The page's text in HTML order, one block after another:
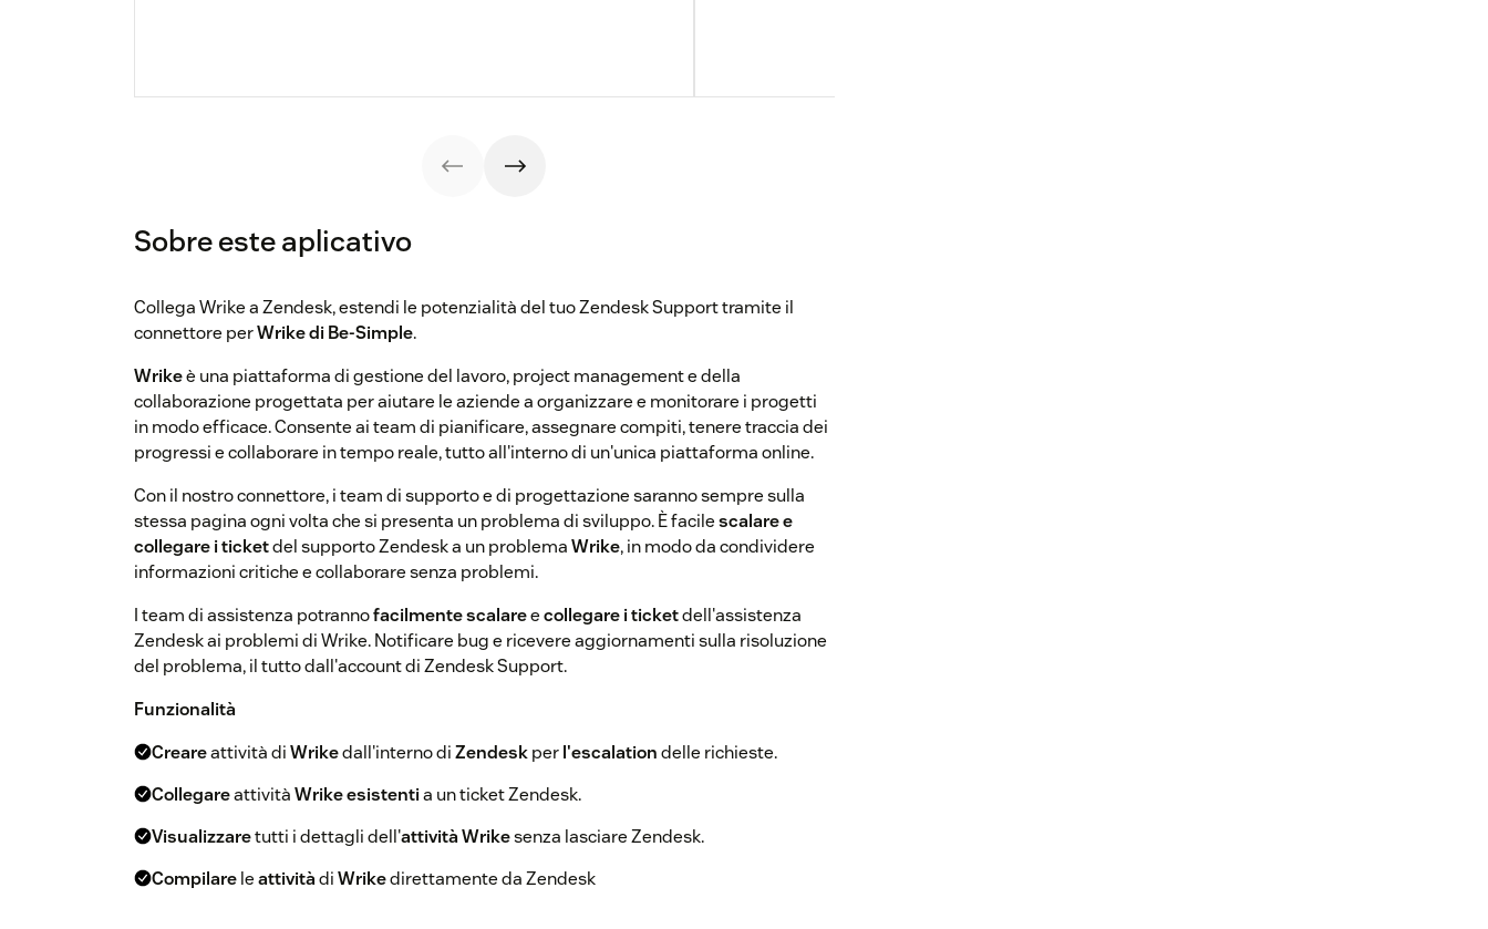
Sobre este aplicativo
Collega Wrike a Zendesk, estendi le potenzialità del tuo Zendesk Support tramite il
connettore perWrike di Be-Simple.
Wrikeè una piattaforma di gestione del lavoro, project management e della
collaborazione progettata per aiutare le aziende a organizzare e monitorare i progetti
in modo efficace. Consente ai team di pianificare, assegnare compiti, tenere traccia dei
progressi e collaborare in tempo reale, tutto all'interno di un'unica piattaforma online.
Con il nostro connettore, i team di supporto e di progettazione saranno sempre sulla
stessa pagina ogni volta che si presenta un problema di sviluppo. È facilescalare e
collegare i ticketdel supporto Zendesk a un problemaWrike, in modo da condividere
informazioni critiche e collaborare senza problemi.
I team di assistenza potrannofacilmente scalareecollegare i ticketdell'assistenza
Zendesk ai problemi di Wrike. Notificare bug e ricevere aggiornamenti sulla risoluzione
del problema, il tutto dall'account di Zendesk Support.
Funzionalità
Creareattività diWrikedall'interno diZendeskperl'escalationdelle richieste.
CollegareattivitàWrike esistentia un ticket Zendesk.
Visualizzaretutti i dettagli dell'attività Wrikesenza lasciare Zendesk.
CompilareleattivitàdiWrikedirettamente da Zendesk